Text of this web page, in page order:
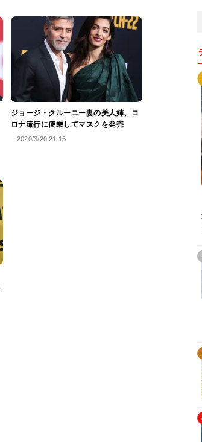
ジョージ・クルーニー妻の美人姉、コ
ロナ流行に便乗してマスクを発売
2020/3/20 21:15